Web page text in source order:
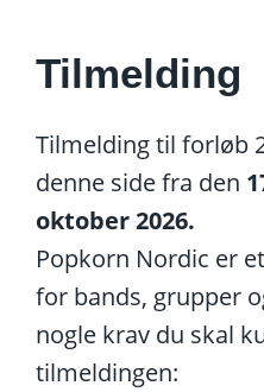
Tilmelding
Tilmelding til forløb
denne side fra den
oktober 2026.
Popkorn Nordic er
for bands, grupper
nogle krav du skal
tilmeldingen: